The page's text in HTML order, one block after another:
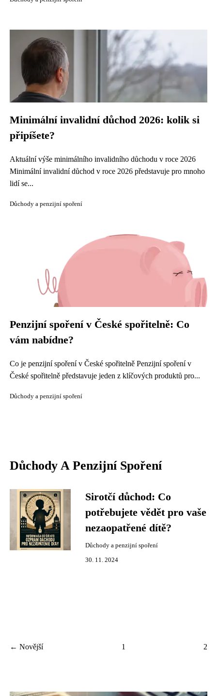
Minimální invalidní důchod 2026: kolik si
připíšete?
Aktuální výše minimálního invalidního důchodu v roce 2026
Minimální invalidní důchod v roce 2026 představuje pro mnoho
lidí se...
Důchody a penzijní spoření
Penzijní spoření v České spořitelně: Co
vám nabídne?
Co je penzijní spoření v České spořitelně Penzijní spoření v
České spořitelně představuje jeden z klíčových produktů pro...
Důchody a penzijní spoření
Důchody A Penzijní Spoření
Sirotčí důchod: Co
potřebujete vědět pro vaše
nezaopatřené dítě?
Důchody a penzijní spoření
30. 11. 2024
← Novější 1 2